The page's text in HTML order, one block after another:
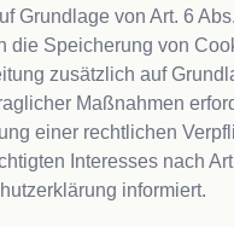
von Art. 6
die Speicherung von
zusätzlich auf
Maßnahmen
einer rechtlichen
Interesses nach
informiert.